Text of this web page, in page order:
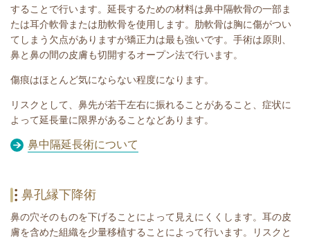
することで行います。延長するための材料は鼻中隔軟骨の一部ま
たは耳介軟骨または肋軟骨を使用します。肋軟骨は胸に傷がつい
てしまう欠点がありますが矯正力は最も強いです。手術は原則、
鼻と鼻の間の皮膚も切開するオープン法で行います。
傷痕はほとんど気にならない程度になります。
リスクとして、鼻先が若干左右に振れることがあること、症状に
よって延長量に限界があることなどあります。
鼻中隔延長術について
鼻孔縁下降術
鼻の穴そのものを下げることによって見えにくくします。耳の皮
膚を含めた組織を少量移植することによって行います。リスクと